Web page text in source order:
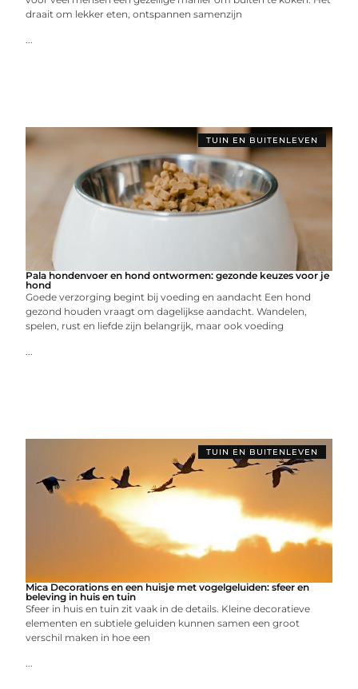
draait om lekker eten, ontspannen samenzijn
...
TUIN EN BUITENLEVEN
Pala hondenvoer en hond ontwormen: gezonde keuzes voor je
hond
Goede verzorging begint bij voeding en aandacht Een hond
gezond houden vraagt om dagelijkse aandacht. Wandelen,
spelen, rust en liefde zijn belangrijk, maar ook voeding
...
TUIN EN BUITENLEVEN
Mica Decorations en een huisje met vogelgeluiden: sfeer en
beleving in huis en tuin
Sfeer in huis en tuin zit vaak in de details. Kleine decoratieve
elementen en subtiele geluiden kunnen samen een groot
verschil maken in hoe een
...